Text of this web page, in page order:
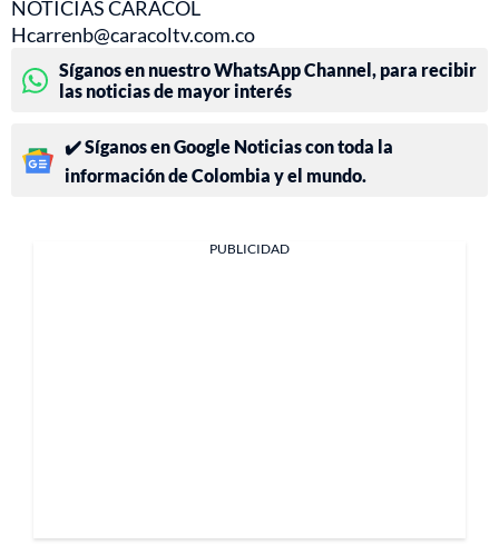
NOTICIAS CARACOL
Hcarrenb@caracoltv.com.co
Síganos en nuestro WhatsApp Channel, para recibir
las noticias de mayor interés
✔️ Síganos en Google Noticias con toda la
información de Colombia y el mundo.
PUBLICIDAD